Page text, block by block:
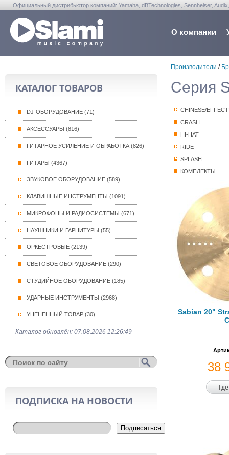
Официальный дистрибьютор компаний: Yamaha, dBTechnologies, Sennheiser,
О компании
КАТАЛОГ ТОВАРОВ
DJ-ОБОРУДОВАНИЕ (71)
АКСЕССУАРЫ (816)
ГИТАРНОЕ УСИЛЕНИЕ И ОБРАБОТКА (826)
ГИТАРЫ (4367)
ЗВУКОВОЕ ОБОРУДОВАНИЕ (589)
КЛАВИШНЫЕ ИНСТРУМЕНТЫ (1091)
МИКРОФОНЫ И РАДИОСИСТЕМЫ (671)
НАУШНИКИ И ГАРНИТУРЫ (55)
ОРКЕСТРОВЫЕ (2139)
СВЕТОВОЕ ОБОРУДОВАНИЕ (290)
СТУДИЙНОЕ ОБОРУДОВАНИЕ (185)
УДАРНЫЕ ИНСТРУМЕНТЫ (2968)
УЦЕНЕННЫЙ ТОВАР (30)
Каталог обновлён: 07.08.2026 12:26:49
ПОДПИСКА НА НОВОСТИ
Подписаться
Производители /
Серия
CHINESE/
CRASH
HI-HAT
RIDE
SPLASH
КОМПЛЕКТЫ
Sabian 20"
38